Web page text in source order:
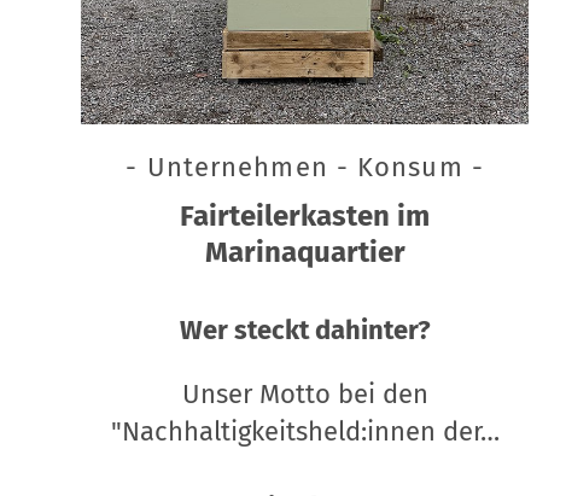
- Unternehmen - Konsum -
Fairteilerkasten im
Marinaquartier
Wer steckt dahinter?
Unser Motto bei den
"Nachhaltigkeitsheld:innen der…